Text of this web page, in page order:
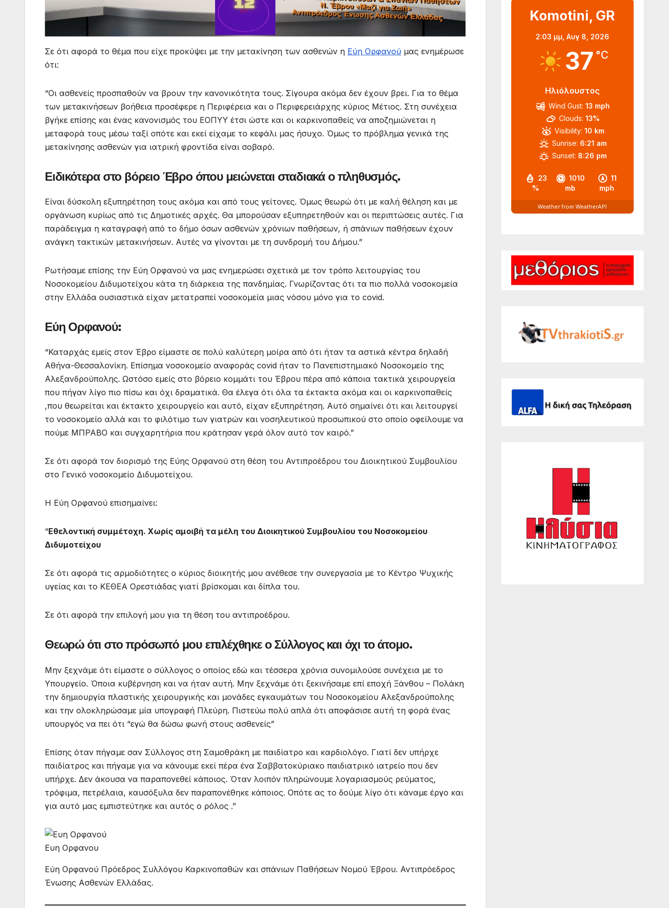
Σε ότι αφορά το θέμα που είχε προκύψει με την μετακίνηση των ασθενών η Εύη Ορφανού μας ενημέρωσε
ότι:
“Οι ασθενείς προσπαθούν να βρουν την κανονικότητα τους. Σίγουρα ακόμα δεν έχουν βρει. Για το θέμα
των μετακινήσεων βοήθεια προσέφερε η Περιφέρεια και ο Περιφερειάρχης κύριος Μέτιος. Στη συνέχεια
βγήκε επίσης και ένας κανονισμός του ΕΟΠΥΥ έτσι ώστε και οι καρκινοπαθείς να αποζημιώνεται η
μεταφορά τους μέσω ταξί οπότε και εκεί είχαμε το κεφάλι μας ήσυχο. Όμως το πρόβλημα γενικά της
μετακίνησης ασθενών για ιατρική φροντίδα είναι σοβαρό.
Ειδικότερα στο βόρειο Έβρο όπου μειώνεται σταδιακά ο πληθυσμός.
Είναι δύσκολη εξυπηρέτηση τους ακόμα και από τους γείτονες. Όμως θεωρώ ότι με καλή θέληση και με
οργάνωση κυρίως από τις Δημοτικές αρχές. Θα μπορούσαν εξυπηρετηθούν και οι περιπτώσεις αυτές. Για
παράδειγμα η καταγραφή από το δήμο όσων ασθενών χρόνιων παθήσεων, ή σπάνιων παθήσεων έχουν
ανάγκη τακτικών μετακινήσεων. Αυτές να γίνονται με τη συνδρομή του Δήμου.”
Ρωτήσαμε επίσης την Εύη Ορφανού να μας ενημερώσει σχετικά με τον τρόπο λειτουργίας του
Νοσοκομείου Διδυμοτείχου κάτα τη διάρκεια της πανδημίας. Γνωρίζοντας ότι τα πιο πολλά νοσοκομεία
στην Ελλάδα ουσιαστικά είχαν μετατραπεί νοσοκομεία μιας νόσου μόνο για το covid.
Εύη Ορφανού:
“Καταρχάς εμείς στον Έβρο είμαστε σε πολύ καλύτερη μοίρα από ότι ήταν τα αστικά κέντρα δηλαδή
Αθήνα-Θεσσαλονίκη. Επίσημα νοσοκομείο αναφοράς covid ήταν το Πανεπιστημιακό Νοσοκομείο της
Αλεξανδρούπολης. Ωστόσο εμείς στο βόρειο κομμάτι του Έβρου πέρα από κάποια τακτικά χειρουργεία
που πήγαν λίγο πιο πίσω και όχι δραματικά. Θα έλεγα ότι όλα τα έκτακτα ακόμα και οι καρκινοπαθείς
,που θεωρείται και έκτακτο χειρουργείο και αυτό, είχαν εξυπηρέτηση. Αυτό σημαίνει ότι και λειτουργεί
το νοσοκομείο αλλά και το φιλότιμο των γιατρών και νοσηλευτικού προσωπικού στο οποίο οφείλουμε να
πούμε ΜΠΡΑΒΟ και συγχαρητήρια που κράτησαν γερά όλον αυτό τον καιρό.”
Σε ότι αφορά τον διορισμό της Εύης Ορφανού στη θέση του Αντιπροέδρου του Διοικητικού Συμβουλίου
στο Γενικό νοσοκομείο Διδυμοτείχου.
Η Εύη Ορφανού επισημαίνει:
“Εθελοντική συμμέτοχη. Χωρίς αμοιβή τα μέλη του Διοικητικού Συμβουλίου του Νοσοκομείου
Διδυμοτείχου
Σε ότι αφορά τις αρμοδιότητες ο κύριος διοικητής μου ανέθεσε την συνεργασία με το Κέντρο Ψυχικής
υγείας και το ΚΕΘΕΑ Ορεστιάδας γιατί βρίσκομαι και δίπλα του.
Σε ότι αφορά την επιλογή μου για τη θέση του αντιπροέδρου.
Θεωρώ ότι στο πρόσωπό μου επιλέχθηκε ο Σύλλογος και όχι το άτομο.
Μην ξεχνάμε ότι είμαστε ο σύλλογος ο οποίος εδώ και τέσσερα χρόνια συνομιλούσε συνέχεια με το
Υπουργείο. Όποια κυβέρνηση και να ήταν αυτή. Μην ξεχνάμε ότι ξεκινήσαμε επί εποχή Ξάνθου – Πολάκη
την δημιουργία πλαστικής χειρουργικής και μονάδες εγκαυμάτων του Νοσοκομείου Αλεξανδρούπολης
και την ολοκληρώσαμε μία υπογραφή Πλεύρη. Πιστεύω πολύ απλά ότι αποφάσισε αυτή τη φορά ένας
υπουργός να πει ότι “εγώ θα δώσω φωνή στους ασθενείς”
Επίσης όταν πήγαμε σαν Σύλλογος στη Σαμοθράκη με παιδίατρο και καρδιολόγο. Γιατί δεν υπήρχε
παιδίατρος και πήγαμε για να κάνουμε εκεί πέρα ένα Σαββατοκύριακο παιδιατρικό ιατρείο που δεν
υπήρχε. Δεν άκουσα να παραπονεθεί κάποιος. Όταν λοιπόν πληρώνουμε λογαριασμούς ρεύματος,
τρόφιμα, πετρέλαια, καυσόξυλα δεν παραπονέθηκε κάποιος. Οπότε ας το δούμε λίγο ότι κάναμε έργο και
για αυτό μας εμπιστεύτηκε και αυτός ο ρόλος .”
Ευη Ορφανου
Εύη Ορφανού Πρόεδρος Συλλόγου Καρκινοπαθών και σπάνιων Παθήσεων Νομού Έβρου. Αντιπρόεδρος
Ένωσης Ασθενών Ελλάδας.
Komotini, GR
2:03 μμ, Αυγ 8, 2026
37 °C
Ηλιόλουστος
23
%
1010
mb
11
mph
Wind Gust: 13 mph
Clouds: 13%
Visibility: 10 km
Sunrise: 6:21 am
Sunset: 8:26 pm
Weather from WeatherAPI